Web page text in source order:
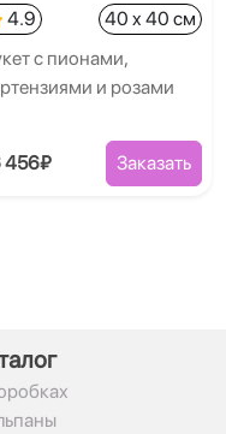
4.9
40 x 40 см
с пионами,
и розами
456₽ Заказать